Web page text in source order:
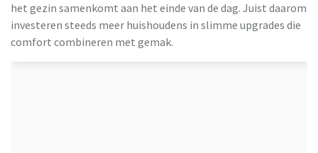
het gezin samenkomt aan het einde van de dag. Juist daarom
investeren steeds meer huishoudens in slimme upgrades die
comfort combineren met gemak.